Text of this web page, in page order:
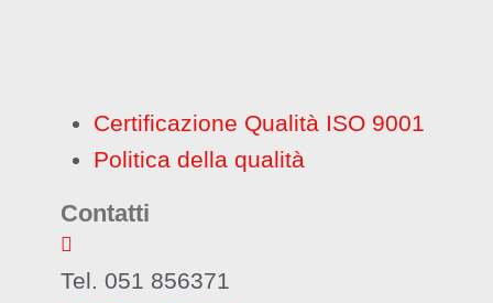
Certificazione Qualità ISO 9001
Politica della qualità
Contatti
Tel. 051 856371